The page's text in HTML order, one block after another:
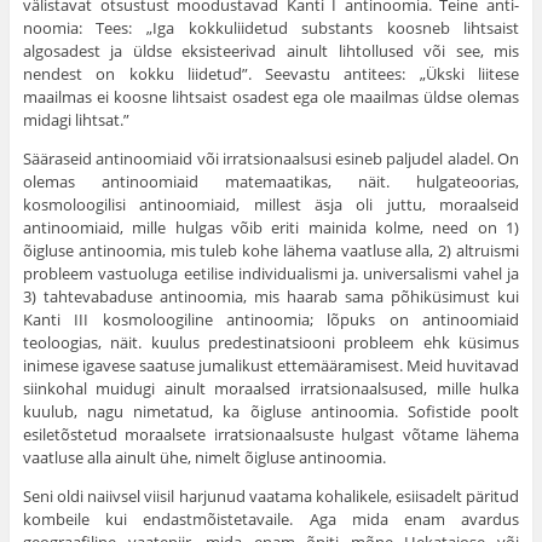
välistavat otsustust moodustavad Kanti I antinoomia. Teine anti­
noomia: Tees: „Iga kokkuliidetud substants koosneb lihtsaist
algosadest ja üldse eksisteerivad ainult lihtollused või see, mis
nendest on kokku liidetud”. Seevastu antitees: „Ükski liitese
maailmas ei koosne lihtsaist osadest ega ole maailmas üldse olemas
midagi lihtsat.”
Sääraseid antinoomiaid või irratsionaalsusi esineb paljudel aladel. On
ole­mas antinoomiaid matemaatikas, näit. hulgateoorias,
kosmoloogilisi antinoomiaid, millest äsja oli juttu, moraalseid
antinoomiaid, mille hulgas võib eriti mainida kolme, need on 1)
õigluse antinoomia, mis tuleb kohe lähema vaatluse alla, 2) altruismi
probleem vastuoluga eetilise indi­vidualismi ja. universalismi vahel ja
3) tahtevabaduse antinoomia, mis haarab sama põhiküsimust kui
Kanti III kosmoloogiline antinoomia; lõpuks on antinoomiaid
teoloogias, näit. kuulus predestinatsiooni probleem ehk küsi­mus
inimese igavese saatuse jumalikust ettemääramisest. Meid huvitavad
siin­kohal muidugi ainult moraalsed irratsionaalsused, mille hulka
kuulub, nagu nimetatud, ka õigluse antinoomia. Sofistide poolt
esiletõstetud moraalsete irrat­sionaalsuste hulgast võtame lähema
vaatluse alla ainult ühe, nimelt õigluse antinoomia.
Seni oldi naiivsel viisil harjunud vaatama kohalikele, esiisadelt päritud
kom­beile kui endastmõistetavaile. Aga mida enam avardus